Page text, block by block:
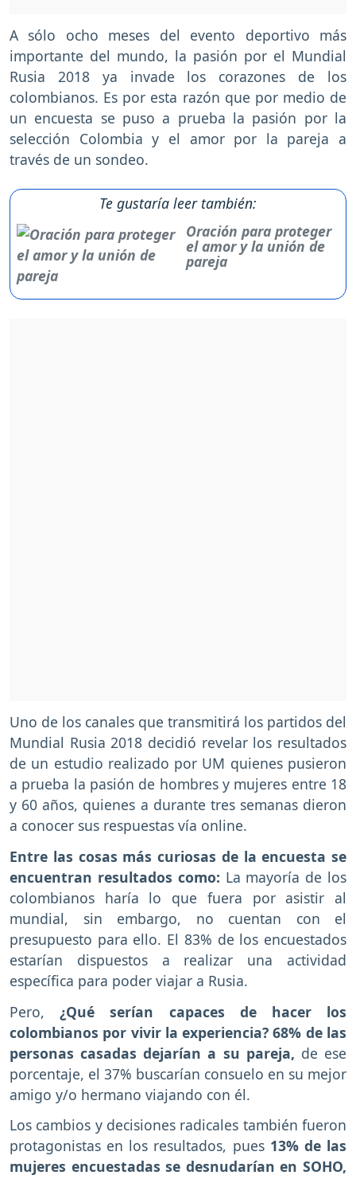
A sólo ocho meses del evento deportivo más
importante del mundo, la pasión por el Mundial
Rusia 2018 ya invade los corazones de los
colombianos. Es por esta razón que por medio de
un encuesta se puso a prueba la pasión por la
selección Colombia y el amor por la pareja a
través de un sondeo.
Te gustaría leer también:
Oración para proteger
el amor y la unión de
pareja
Uno de los canales que transmitirá los partidos del
Mundial Rusia 2018 decidió revelar los resultados
de un estudio realizado por UM quienes pusieron
a prueba la pasión de hombres y mujeres entre 18
y 60 años, quienes a durante tres semanas dieron
a conocer sus respuestas vía online.
Entre las cosas más curiosas de la encuesta se
encuentran resultados como: La mayoría de los
colombianos haría lo que fuera por asistir al
mundial, sin embargo, no cuentan con el
presupuesto para ello. El 83% de los encuestados
estarían dispuestos a realizar una actividad
específica para poder viajar a Rusia.
Pero, ¿Qué serían capaces de hacer los
colombianos por vivir la experiencia? 68% de las
personas casadas dejarían a su pareja, de ese
porcentaje, el 37% buscarían consuelo en su mejor
amigo y/o hermano viajando con él.
Los cambios y decisiones radicales también fueron
protagonistas en los resultados, pues 13% de las
mujeres encuestadas se desnudarían en SOHO,